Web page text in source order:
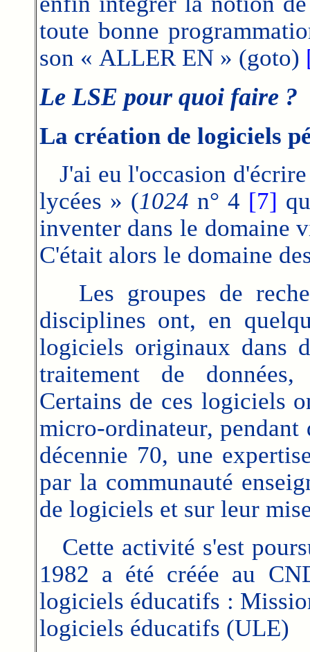
toute bonne
son « ALLER EN » (goto)
Le LSE pour quoi faire ?
La création de logiciels
J'ai eu l'occasion
lycées » (1024 n° 4 [7]
inventer dans le domaine
C'était alors le domaine
Les groupes de
disciplines ont, en
logiciels originaux dans
traitement de données,
Certains de ces logiciels
micro-ordinateur,
décennie 70, une
par la communauté
de logiciels et sur leur
Cette activité s'est
1982 a été créée au
logiciels éducatifs :
logiciels éducatifs (ULE)